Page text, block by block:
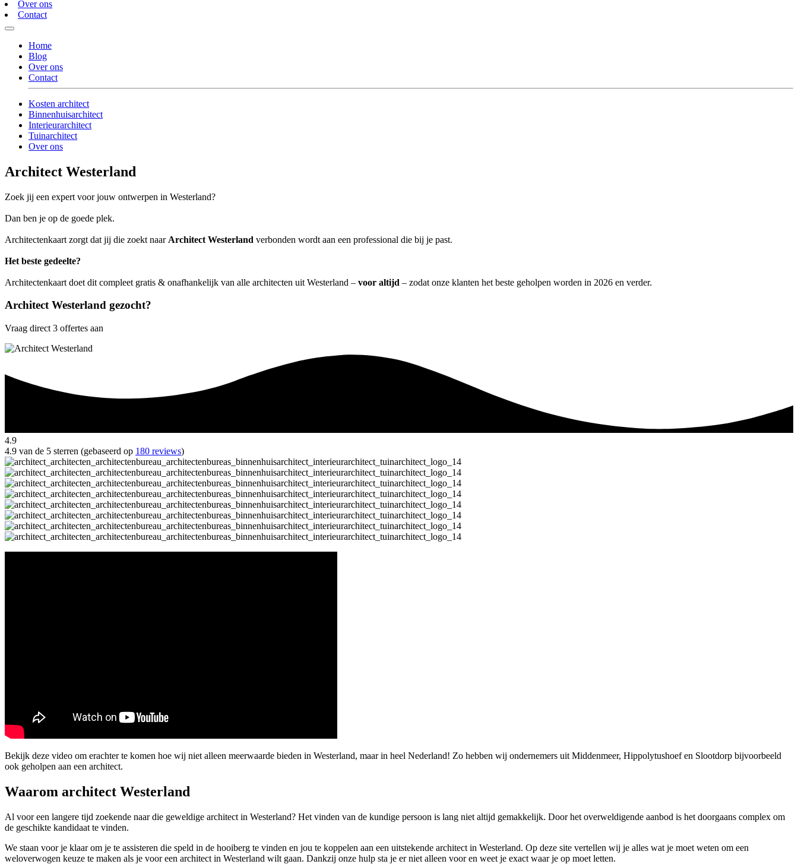
Over ons
Contact
Home
Blog
Over ons
Contact
Kosten architect
Binnenhuisarchitect
Interieurarchitect
Tuinarchitect
Over ons
Architect Westerland
Zoek jij een expert voor jouw ontwerpen in Westerland?
Dan ben je op de goede plek.
Architectenkaart zorgt dat jij die zoekt naar Architect Westerland verbonden wordt aan een professional die bij je past.
Het beste gedeelte?
Architectenkaart doet dit compleet gratis & onafhankelijk van alle architecten uit Westerland – voor altijd – zodat onze klanten het beste geholpen worden in 2026 en verder.
Architect Westerland gezocht?
Vraag direct 3 offertes aan
4.9
4.9 van de 5 sterren (gebaseerd op 180 reviews)
Bekijk deze video om erachter te komen hoe wij niet alleen meerwaarde bieden in Westerland, maar in heel Nederland! Zo hebben wij ondernemers uit Middenmeer, Hippolytushoef en Slootdorp bijvoorbeeld
ook geholpen aan een architect.
Waarom architect Westerland
Al voor een langere tijd zoekende naar die geweldige architect in Westerland? Het vinden van de kundige persoon is lang niet altijd gemakkelijk. Door het overweldigende aanbod is het doorgaans complex om
de geschikte kandidaat te vinden.
We staan voor je klaar om je te assisteren die speld in de hooiberg te vinden en jou te koppelen aan een uitstekende architect in Westerland. Op deze site vertellen wij je alles wat je moet weten om een
weloverwogen keuze te maken als je voor een architect in Westerland wilt gaan. Dankzij onze hulp sta je er niet alleen voor en weet je exact waar je op moet letten.